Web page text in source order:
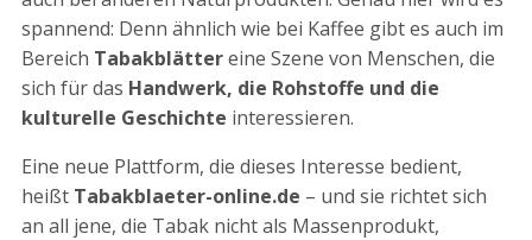
spannend: Denn ähnlich wie bei Kaffee gibt es auch im
Bereich Tabakblättereine Szene von Menschen, die
sich für das Handwerk, die Rohstoffe und die
kulturelle Geschichte interessieren.
Eine neue Plattform, die dieses Interesse bedient,
heißt Tabakblaeter-online.de – und sie richtet sich
an all jene, die Tabak nicht als Massenprodukt,